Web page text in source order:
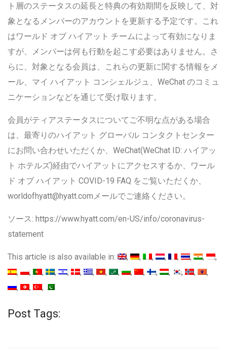
ト層のステータスの延長と特典の有効期間を反映して、対
象となるメンバーのアカウントを更新する予定です。これ
はワールド オブ ハイアット チームによって有効になりま
すが、メンバーは何も行動を起こす必要はありません。さ
らに、対象となる会員は、これらの更新に関する情報をメ
ール、マイ ハイアット コンシェルジュ、WeChat のコミュ
ニケーションなどを通じて受け取ります。
会員がティアステータスについてご不明な点がある場合
は、最寄りのハイアット グローバル コンタクトセンター
にお問い合わせいただくか、WeChat(WeChat ID: ハイアッ
ト ホテルズ)経由でハイアットにアクセスするか、ワール
ド オブ ハイアット COVID-19 FAQ をご覧いただくか、
worldofhyatt@hyatt.comメールでご連絡ください。
ソース: https://www.hyatt.com/en-US/info/coronavirus-
statement
This article is also available in:
Post Tags: